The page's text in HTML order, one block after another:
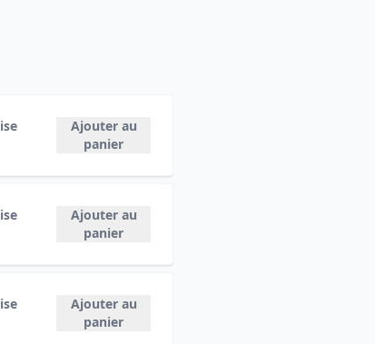
Ajouter au
panier
Ajouter au
panier
Ajouter au
panier